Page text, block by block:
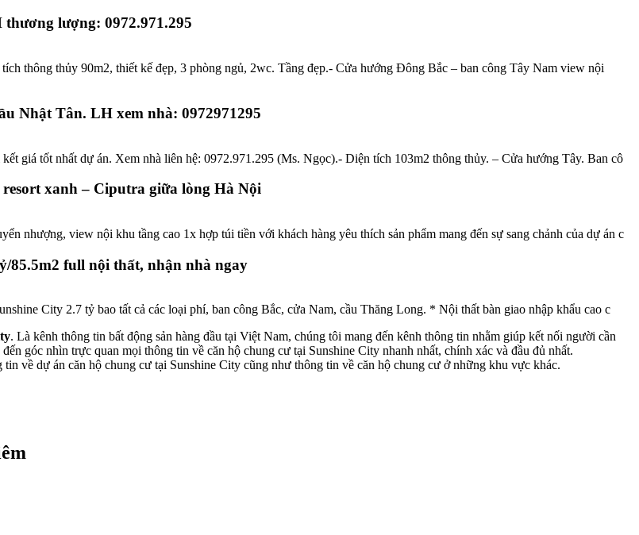
lượng: 0972.971.295
thông thủy 90m2, thiết kế đẹp, 3 phòng ngủ, 2wc. Tầng đẹp.- Cửa hướng Đông Bắc – ban công Tây Nam view nội
Nhật Tân. LH xem nhà: 0972971295
giá tốt nhất dự án. Xem nhà liên hệ: 0972.971.295 (Ms. Ngọc).- Diện tích 103m2 thông thủy. – Cửa hướng Tây. Ban cô
xanh – Ciputra giữa lòng Hà Nội
nhượng, view nội khu tầng cao 1x hợp túi tiền với khách hàng yêu thích sản phẩm mang đến sự sang chảnh của dự án c
85.5m2 full nội thất, nhận nhà ngay
City 2.7 tỷ bao tất cả các loại phí, ban công Bắc, cửa Nam, cầu Thăng Long. * Nội thất bàn giao nhập khẩu cao c
. Là kênh thông tin bất động sản hàng đầu tại Việt Nam, chúng tôi mang đến kênh thông tin nhằm giúp kết nối người cần
góc nhìn trực quan mọi thông tin về căn hộ chung cư tại Sunshine City nhanh nhất, chính xác và đầu đủ nhất.
tin về dự án căn hộ chung cư tại Sunshine City cũng như thông tin về căn hộ chung cư ở những khu vực khác.